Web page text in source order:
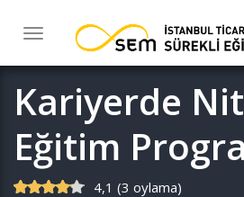
Toggle
navigation
Kariyerde
Eğitim
4,1 (3 oylama)